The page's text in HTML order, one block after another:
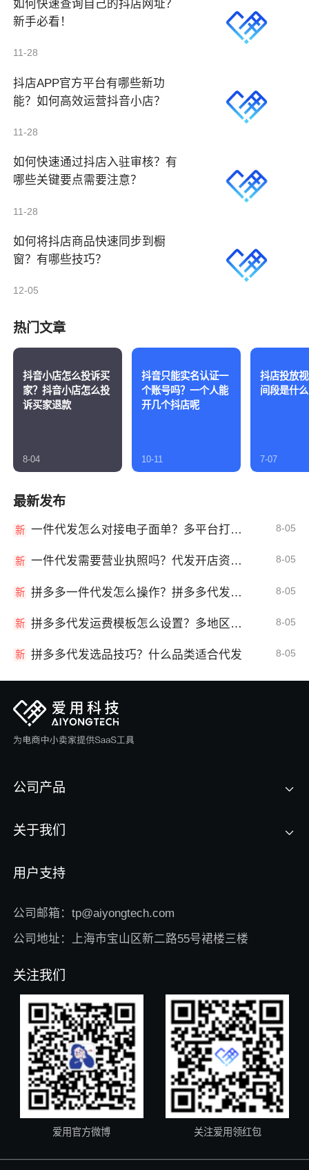
如何快速查询自己的抖店网址？
新手必看！
11-28
抖店APP官方平台有哪些新功
能？如何高效运营抖音小店？
11-28
如何快速通过抖店入驻审核？有
哪些关键要点需要注意？
11-28
如何将抖店商品快速同步到橱
窗？有哪些技巧？
12-05
热门文章
抖音小店怎么投诉买
家？抖音小店怎么投
诉买家退款
8-04
抖音只能实名认证一
个账号吗？一个人能
开几个抖店呢
10-11
抖店投放
间段是什
7-07
最新发布
新 一件代发怎么对接电子面单？多平台打单发货教程 8-05
新 一件代发需要营业执照吗？代发开店资质详解 8-05
新 拼多多一件代发怎么操作？拼多多代发全流程 8-05
新 拼多多代发运费模板怎么设置？多地区运费 8-05
新 拼多多代发选品技巧？什么品类适合代发 8-05
公司产品
关于我们
用户支持
公司邮箱：tp@aiyongtech.com
公司地址：上海市宝山区新二路55号裙楼三楼
关注我们
爱用官方微博 关注爱用领红包